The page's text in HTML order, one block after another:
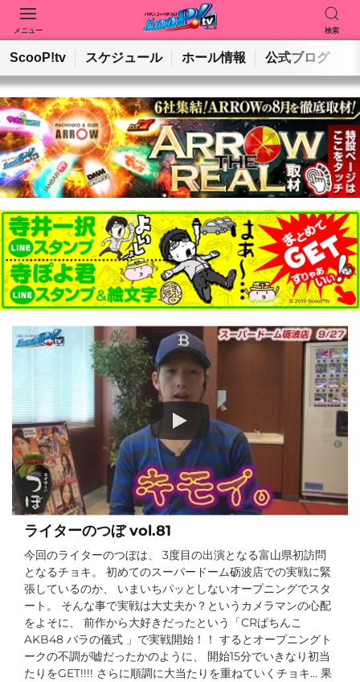
メニュー 検索
動画を検索 ホールを検索
検索
ScooP!tv スケジュール ホール情報 公式ブログ
ライターのつぼ vol.81
今回のライターのつぼは、 3度目の出演となる富山県初訪問
となるチョキ。 初めてのスーパードーム砺波店での実戦に緊
張しているのか、 いまいちパッとしないオープニングでスタ
ート。 そんな事で実戦は大丈夫か？というカメラマンの心配
をよそに、 前作から大好きだったという「CRぱちんこ
AKB48 バラの儀式 」で実戦開始！！ するとオープニングト
ークの不調が嘘だったかのように、 開始15分でいきなり初当
たりをGET!!!! さらに順調に大当たりを重ねていくチョキ… 果